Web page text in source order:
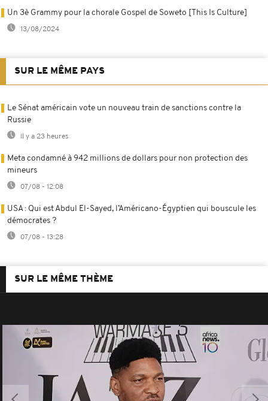
Un 3è Grammy pour la chorale Gospel de Soweto [This Is Culture]
13/08/2024
SUR LE MÊME PAYS
Le Sénat américain vote un nouveau train de sanctions contre la
Russie
Il y a 23 heures
Meta condamné à 942 millions de dollars pour non protection des
mineurs
07/08 - 12:08
USA : Qui est Abdul El-Sayed, l’Américano-Égyptien qui bouscule les
démocrates ?
07/08 - 13:28
SUR LE MÊME THÈME